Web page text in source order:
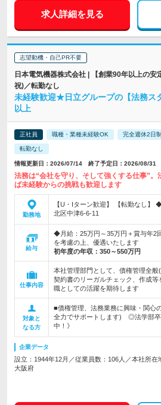
求人詳細を見る
志望動機・自己PR不要
日本電気機器株式会社 | 【創業90年以上の安
祝)／転勤なし
未経験歓迎★日立グループの【法務ス
以上
正社員 職種・業種未経験OK 完全週休2日制
転勤なし
情報更新日：2026/07/14 終了予定日：2026/08/31
法務は“会社を守り、そして強くする仕事”。
ば未経験からの挑戦も歓迎します
勤務地
【U・Iターン歓迎】 【転勤なし】
北区中津6-6-11
給与
◆月給：25万円～35万円＋賞与年2
を考慮の上、優遇いたします
初年度の年収： 350～550万円
仕事内容
本社管理部門として、債権管理全
契約書のリーガルチェック、作成
職としての活躍を期待します
対象と
なる方
■債権管理、法務業務に興味・関心
全力でサポートします) ◎法学部卒
中！》
企業データ
設立：1944年12月／従業員数：106人／本社所在
大阪府